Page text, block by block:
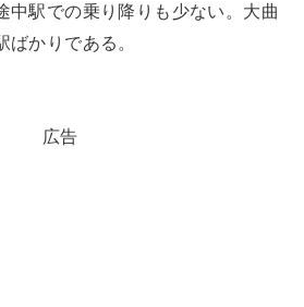
駅での乗り降りも少ない。大曲
かりである。
広告